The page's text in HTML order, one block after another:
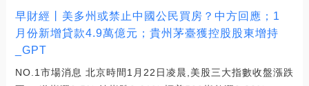
早財經丨美多州或禁止中國公民買房？中方回應；1
月份新增貸款4.9萬億元；貴州茅臺獲控股股東增持
_GPT
NO.1市場消息 北京時間1月22日凌晨,美股三大指數收盤漲跌